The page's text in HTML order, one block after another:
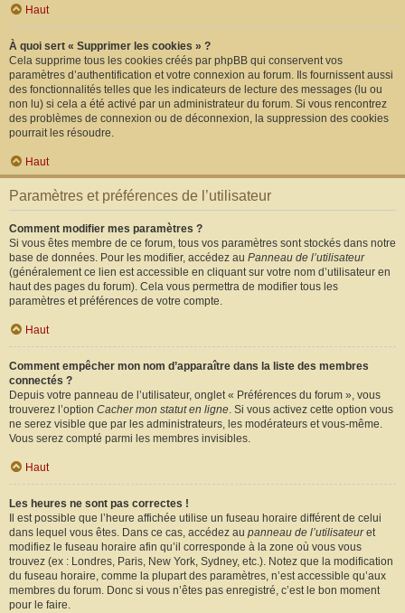
Haut
À quoi sert « Supprimer les cookies » ?
Cela supprime tous les cookies créés par phpBB qui conservent vos
paramètres d’authentification et votre connexion au forum. Ils fournissent aussi
des fonctionnalités telles que les indicateurs de lecture des messages (lu ou
non lu) si cela a été activé par un administrateur du forum. Si vous rencontrez
des problèmes de connexion ou de déconnexion, la suppression des cookies
pourrait les résoudre.
Haut
Paramètres et préférences de l’utilisateur
Comment modifier mes paramètres ?
Si vous êtes membre de ce forum, tous vos paramètres sont stockés dans notre
base de données. Pour les modifier, accédez au Panneau de l’utilisateur
(généralement ce lien est accessible en cliquant sur votre nom d’utilisateur en
haut des pages du forum). Cela vous permettra de modifier tous les
paramètres et préférences de votre compte.
Haut
Comment empêcher mon nom d’apparaître dans la liste des membres
connectés ?
Depuis votre panneau de l’utilisateur, onglet « Préférences du forum », vous
trouverez l’option Cacher mon statut en ligne. Si vous activez cette option vous
ne serez visible que par les administrateurs, les modérateurs et vous-même.
Vous serez compté parmi les membres invisibles.
Haut
Les heures ne sont pas correctes !
Il est possible que l’heure affichée utilise un fuseau horaire différent de celui
dans lequel vous êtes. Dans ce cas, accédez au panneau de l’utilisateuret
modifiez le fuseau horaire afin qu’il corresponde à la zone où vous vous
trouvez (ex : Londres, Paris, New York, Sydney, etc.). Notez que la modification
du fuseau horaire, comme la plupart des paramètres, n’est accessible qu’aux
membres du forum. Donc si vous n’êtes pas enregistré, c’est le bon moment
pour le faire.